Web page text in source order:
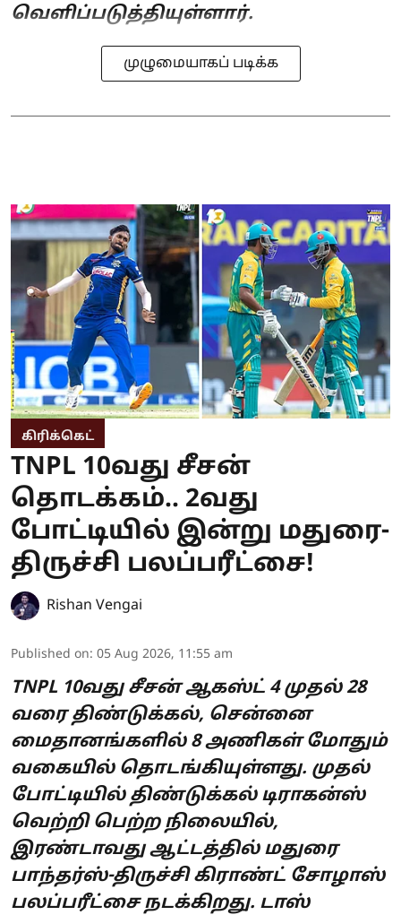
வெளிப்படுத்தியுள்ளார்.
முழுமையாகப் படிக்க
கிரிக்கெட்
TNPL 10வது சீசன்
தொடக்கம்.. 2வது
போட்டியில் இன்று மதுரை-
திருச்சி பலப்பரீட்சை!
Rishan Vengai
Published on: 05 Aug 2026, 11:55 am
TNPL 10வது சீசன் ஆகஸ்ட் 4 முதல் 28
வரை திண்டுக்கல், சென்னை
மைதானங்களில் 8 அணிகள் மோதும்
வகையில் தொடங்கியுள்ளது. முதல்
போட்டியில் திண்டுக்கல் டிராகன்ஸ்
வெற்றி பெற்ற நிலையில்,
இரண்டாவது ஆட்டத்தில் மதுரை
பாந்தர்ஸ்-திருச்சி கிராண்ட் சோழாஸ்
பலப்பரீட்சை நடக்கிறது. டாஸ்